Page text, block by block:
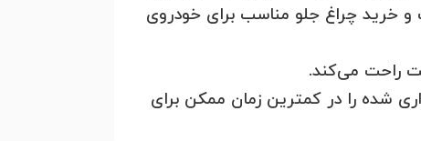
و خرید چراغ جلو مناسب برای خودروی
راحت می‌کند.
شده را در کمترین زمان ممکن برای